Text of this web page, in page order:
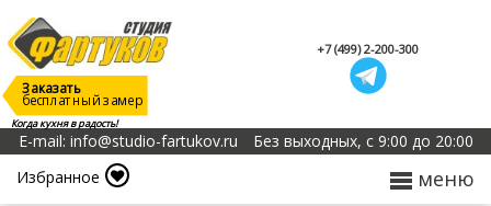
Когда кухня в радость!
Заказать
бесплатный замер
+7 (499) 2-200-300
E-mail: info@studio-fartukov.ru
Без выходных, с 9:00 до 20:00
Избранное
меню